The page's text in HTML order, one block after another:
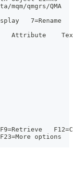
qmgrs/QMA
7=Rename
Attribute
options